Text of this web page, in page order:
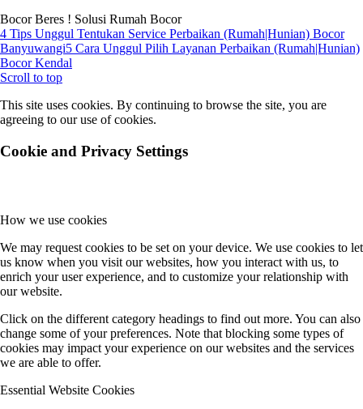
Bocor Beres ! Solusi Rumah Bocor
4 Tips Unggul Tentukan Service Perbaikan (Rumah|Hunian) Bocor
Banyuwangi5 Cara Unggul Pilih Layanan Perbaikan (Rumah|Hunian)
Bocor Kendal
Scroll to top
This site uses cookies. By continuing to browse the site, you are
agreeing to our use of cookies.
Cookie and Privacy Settings
How we use cookies
We may request cookies to be set on your device. We use cookies to let
us know when you visit our websites, how you interact with us, to
enrich your user experience, and to customize your relationship with
our website.
Click on the different category headings to find out more. You can also
change some of your preferences. Note that blocking some types of
cookies may impact your experience on our websites and the services
we are able to offer.
Essential Website Cookies